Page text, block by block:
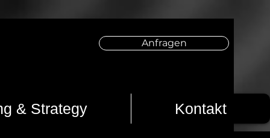
Anfragen
& Strategy Kontakt